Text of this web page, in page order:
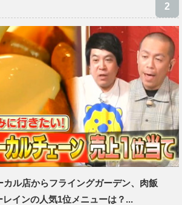
カル店からフライングガーデン、肉飯
インの人気1位メニューは？...